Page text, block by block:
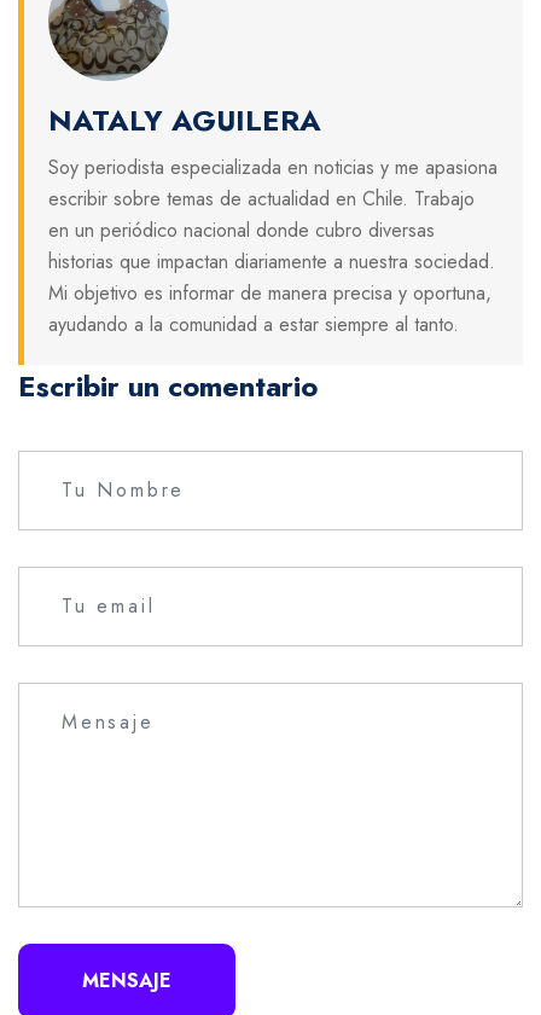
NATALY AGUILERA
Soy periodista especializada en noticias y me apasiona
escribir sobre temas de actualidad en Chile. Trabajo
en un periódico nacional donde cubro diversas
historias que impactan diariamente a nuestra sociedad.
Mi objetivo es informar de manera precisa y oportuna,
ayudando a la comunidad a estar siempre al tanto.
Escribir un comentario
MENSAJE